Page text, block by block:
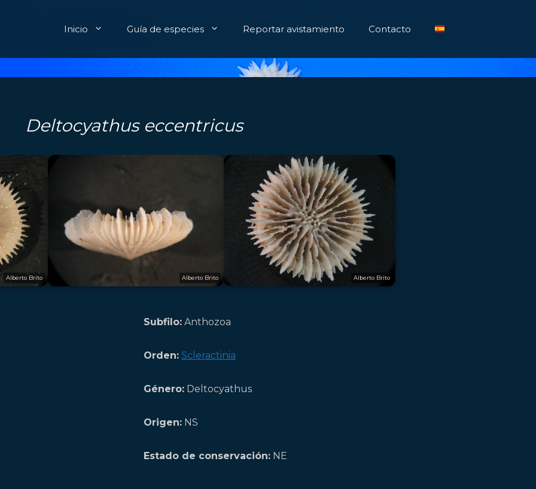
Inicio Guía de especies Reportar avistamiento Contacto
Deltocyathus eccentricus
Alberto Brito Alberto Brito Alberto Brito
Subfilo: Anthozoa
Orden: Scleractinia
Género: Deltocyathus
Origen: NS
Estado de conservación: NE